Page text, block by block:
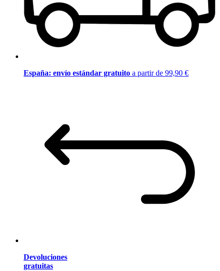
España: envío estándar gratuito a partir de 99,90 €
Devoluciones
gratuitas